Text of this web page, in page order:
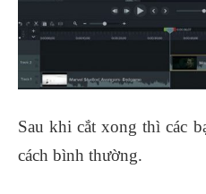
Sau khi cắt xong thì các
cách bình thường.